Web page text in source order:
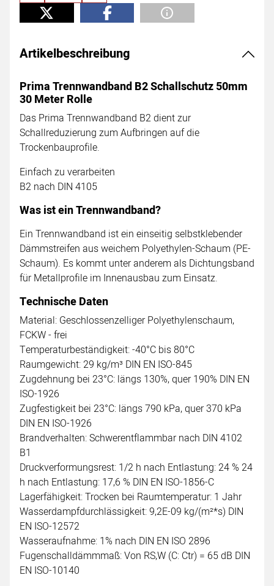
Artikelbeschreibung
Prima Trennwandband B2 Schallschutz 50mm
30 Meter Rolle
Das Prima Trennwandband B2 dient zur
Schallreduzierung zum Aufbringen auf die
Trockenbauprofile.
Einfach zu verarbeiten
B2 nach DIN 4105
Was ist ein Trennwandband?
Ein Trennwandband ist ein einseitig selbstklebender
Dämmstreifen aus weichem Polyethylen-Schaum (PE-
Schaum). Es kommt unter anderem als Dichtungsband
für Metallprofile im Innenausbau zum Einsatz.
Technische Daten
Material: Geschlossenzelliger Polyethylenschaum,
FCKW - frei
Temperaturbeständigkeit: -40°C bis 80°C
Raumgewicht: 29 kg/m³ DIN EN ISO-845
Zugdehnung bei 23°C: längs 130%, quer 190% DIN EN
ISO-1926
Zugfestigkeit bei 23°C: längs 790 kPa, quer 370 kPa
DIN EN ISO-1926
Brandverhalten: Schwerentflammbar nach DIN 4102
B1
Druckverformungsrest: 1/2 h nach Entlastung: 24 % 24
h nach Entlastung: 17,6 % DIN EN ISO-1856-C
Lagerfähigkeit: Trocken bei Raumtemperatur: 1 Jahr
Wasserdampfdurchlässigkeit: 9,2E-09 kg/(m²*s) DIN
EN ISO-12572
Wasseraufnahme: 1% nach DIN EN ISO 2896
Fugenschalldämmmaß: Von RS,W (C: Ctr) = 65 dB DIN
EN ISO-10140